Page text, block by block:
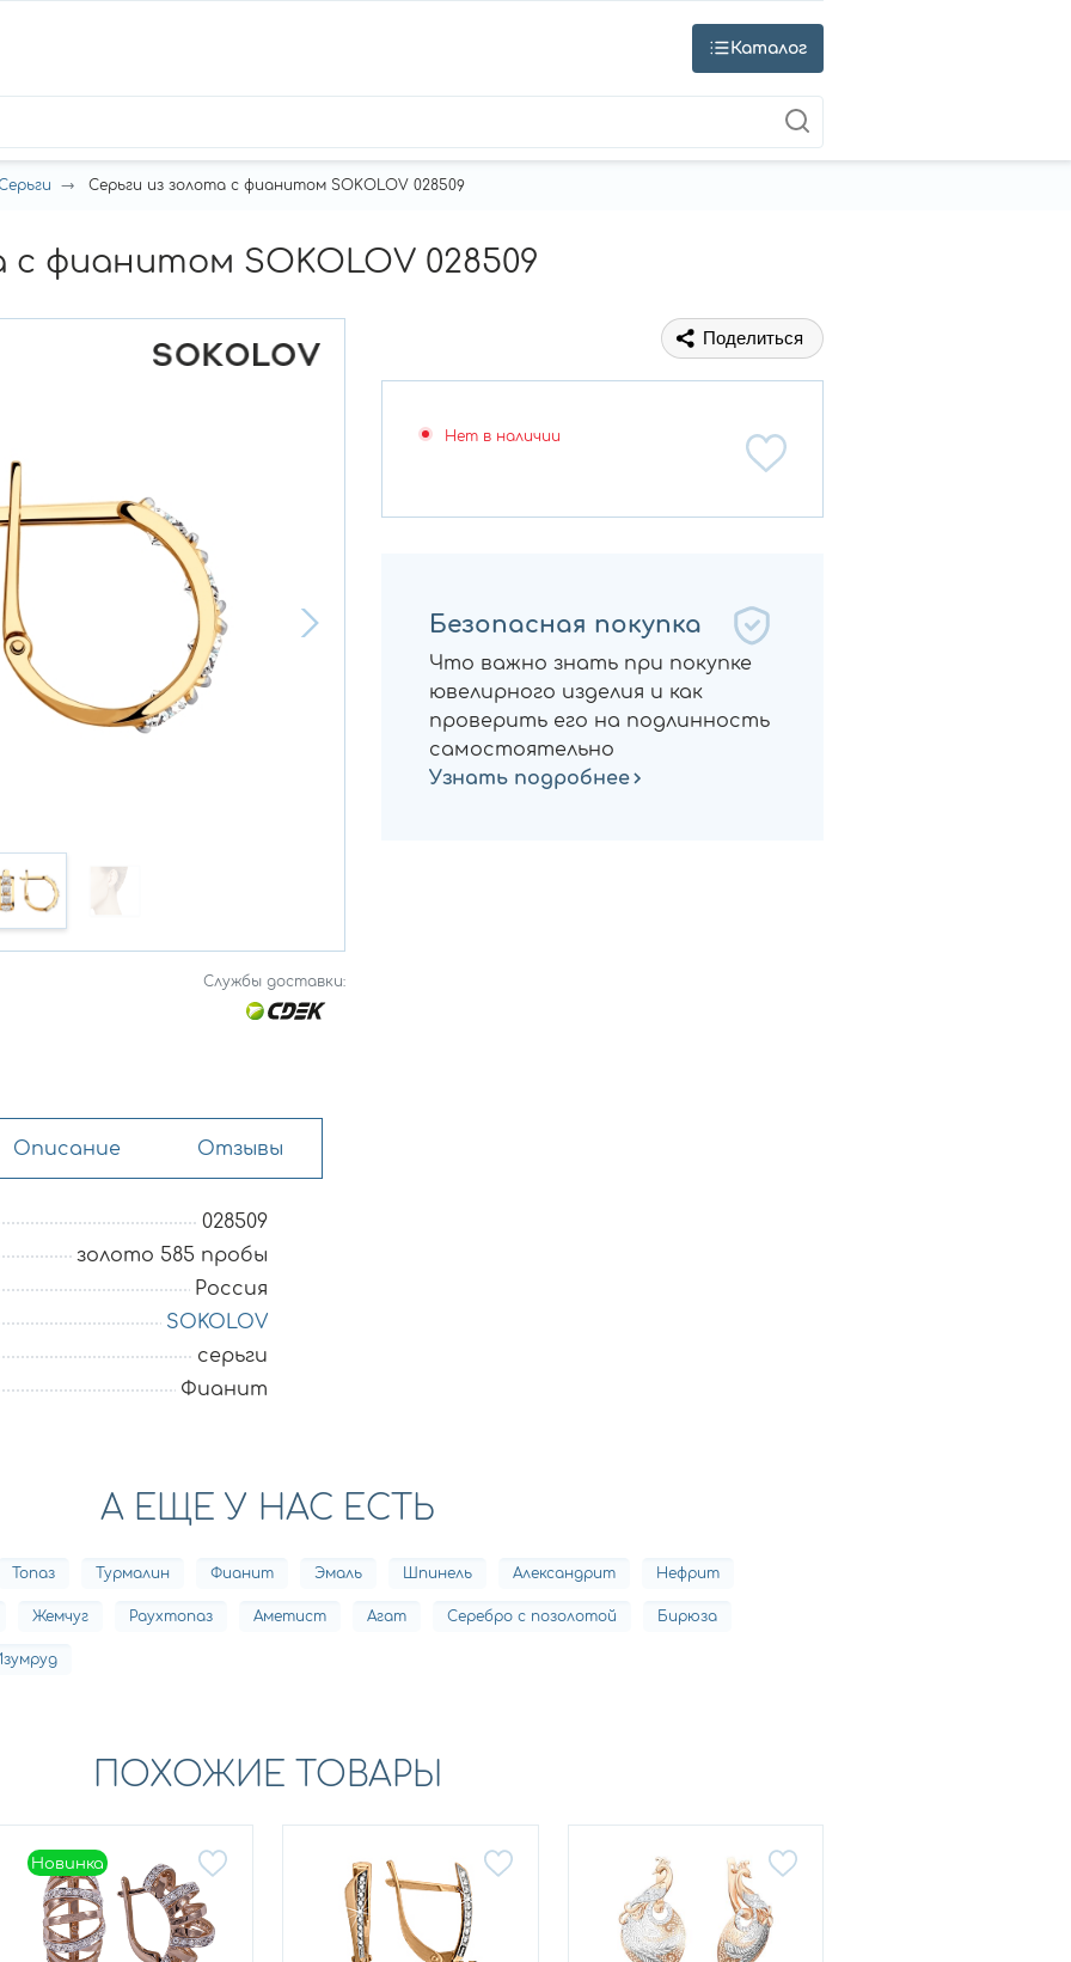
Каталог
Серьги из золота с фианитом SOKOLOV 028509
с фианитом SOKOLOV 028509
Службы доставки:
Поделиться
Нет в наличии
Безопасная покупка
Что важно знать при покупке
ювелирного изделия и как
проверить его на подлинность
самостоятельно
Узнать подробнее
Описание Отзывы
028509
золото 585 пробы
Россия
SOKOLOV
серьги
Фианит
А ЕЩЕ У НАС ЕСТЬ
Топаз Турмалин Фианит Эмаль Шпинель Александрит Нефрит
Жемчуг Раухтопаз Аметист Агат Серебро с позолотой Бирюза
ПОХОЖИЕ ТОВАРЫ
Новинка
Новинка